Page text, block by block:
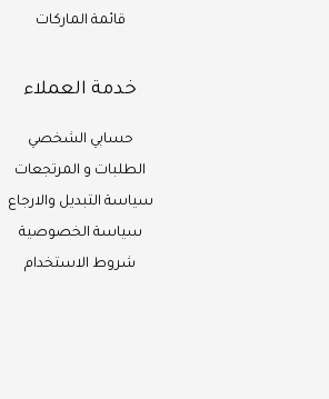
قائمة الماركات
خدمة العملاء
حسابي الشخصي
الطلبات و المرتجعات
سياسة التبديل والارجاع
سياسة الخصوصية
شروط الاستخدام